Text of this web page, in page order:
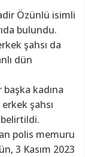
Özünlü isimli
bulundu.
şahsı da
dün
başka kadına
erkek şahsı
polis memuru
3 Kasım 2023